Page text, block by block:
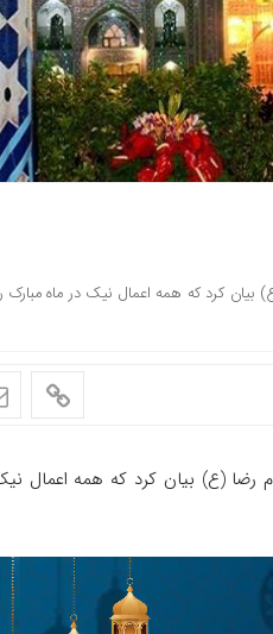
کرد که همه اعمال نیک در ماه مبارک
رضا (ع) بیان کرد که همه اعمال